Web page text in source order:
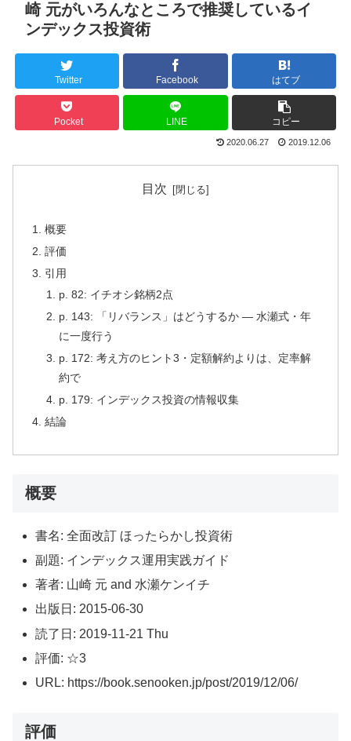
崎 元がいろんなところで推奨しているイ
ンデックス投資術
Twitter Facebook はてブ
Pocket LINE コピー
2020.06.27 2019.12.06
目次
概要
評価
引用
p. 82: イチオシ銘柄2点
p. 143: 「リバランス」はどうするか — 水瀬式・年
に一度行う
p. 172: 考え方のヒント3・定額解約よりは、定率解
約で
p. 179: インデックス投資の情報収集
結論
概要
書名: 全面改訂 ほったらかし投資術
副題: インデックス運用実践ガイド
著者: 山崎 元 and 水瀬ケンイチ
出版日: 2015-06-30
読了日: 2019-11-21 Thu
評価: ☆3
URL: https://book.senooken.jp/post/2019/12/06/
評価